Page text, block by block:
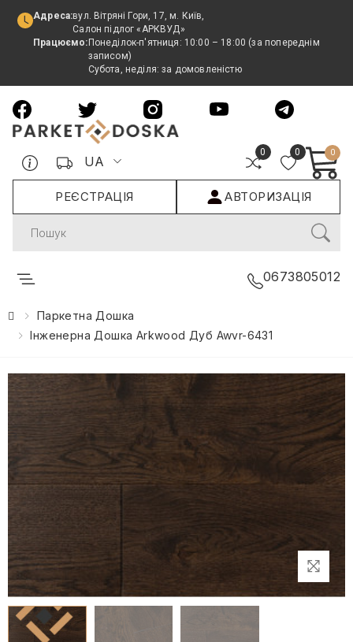
Адреса:вул. Вітряні Гори, 17, м. Київ,
Салон підлог «АРКВУД»
Працюємо: Понеділок-п'ятниця: 10:00 – 18:00 (за попереднім
записом)
Субота, неділя: за домовленістю
UA
0 0 0
РЕЄСТРАЦІЯ АВТОРИЗАЦІЯ
Search
0673805012
Паркетна Дошка
Інженерна Дошка Arkwood Дуб Awvr-6431